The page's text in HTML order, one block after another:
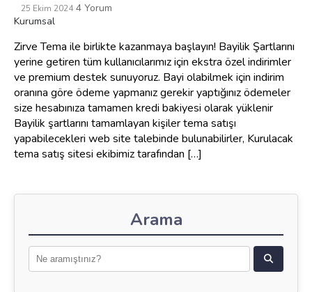
25 Ekim 2024 4 Yorum
Kurumsal
Zirve Tema ile birlikte kazanmaya başlayın! Bayilik Şartlarını
yerine getiren tüm kullanıcılarımız için ekstra özel indirimler
ve premium destek sunuyoruz. Bayi olabilmek için indirim
oranına göre ödeme yapmanız gerekir yaptığınız ödemeler
size hesabınıza tamamen kredi bakiyesi olarak yüklenir
Bayilik şartlarını tamamlayan kişiler tema satışı
yapabilecekleri web site talebinde bulunabilirler, Kurulacak
tema satış sitesi ekibimiz tarafından […]
Arama